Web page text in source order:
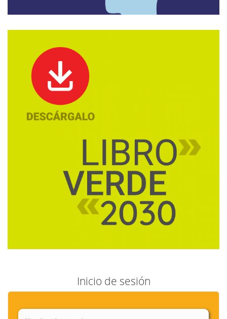
Inicio de sesión